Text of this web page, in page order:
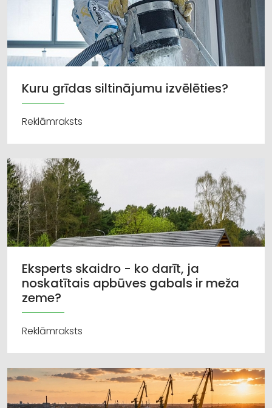
Kuru grīdas siltinājumu izvēlēties?
Reklāmraksts
Eksperts skaidro - ko darīt, ja
noskatītais apbūves gabals ir meža
zeme?
Reklāmraksts